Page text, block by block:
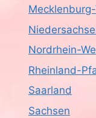
Nordrhein-
Rheinland-
Saarland
Sachsen